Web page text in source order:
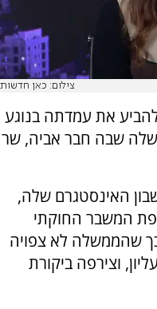
צילום: כאן חדשות
את עמדתה בנוגע
שבה חבר אביה, שר
האינסטגרם שלה,
המשבר החוקתי
שהממשלה לא צפויה
וצירפה ביקורת